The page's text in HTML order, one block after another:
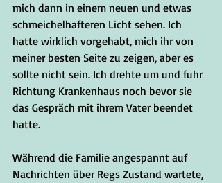
mich dann in einem neuen und etwas
schmeichelhafteren Licht sehen. Ich
hatte wirklich vorgehabt, mich ihr von
meiner besten Seite zu zeigen, aber es
sollte nicht sein. Ich drehte um und fuhr
Richtung Krankenhaus noch bevor sie
das Gespräch mit ihrem Vater beendet
hatte.
Während die Familie angespannt auf
Nachrichten über Regs Zustand wartete,